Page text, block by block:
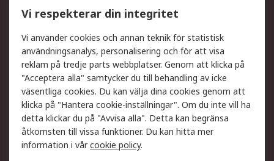
DesignSpark
Teknisk Support
Ditt lokala säljteam
Exportlösningar
Support
Få hjälp
Retur av varor
Leverans
Spåra din order
Begär en fakturakopi
Fördelar med RS-konto
Betalningsalternativ
Vi respekterar din integritet
Vi använder cookies och annan teknik för statistisk
användningsanalys, personalisering och för att visa
reklam på tredje parts webbplatser. Genom att klicka på
"Acceptera alla" samtycker du till behandling av icke
väsentliga cookies. Du kan välja dina cookies genom att
klicka på "Hantera cookie-inställningar". Om du inte vill ha
detta klickar du på "Avvisa alla". Detta kan begränsa
åtkomsten till vissa funktioner. Du kan hitta mer
information i vårcookie policy.